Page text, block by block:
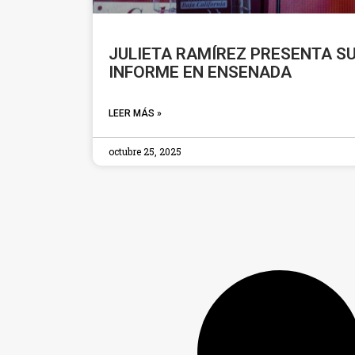
JULIETA RAMÍREZ PRESENTA
INFORME EN ENSENADA
LEER MÁS »
octubre 25, 2025